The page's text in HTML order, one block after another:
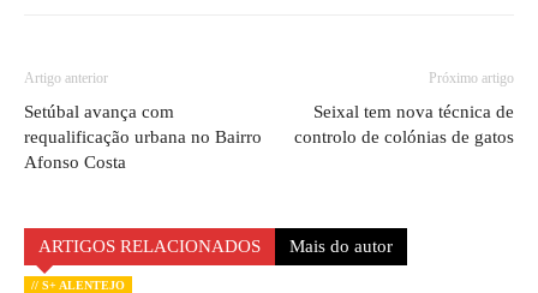
Artigo anterior
Setúbal avança com
requalificação urbana no Bairro
Afonso Costa
Próximo artigo
Seixal tem nova técnica de
controlo de colónias de gatos
ARTIGOS RELACIONADOS Mais do autor
// S+ ALENTEJO